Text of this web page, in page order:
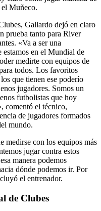
el Muñeco.
Gallardo dejó en claro
prueba tanto para River
«Va a ser una
estamos en el Mundial de
medirte con equipos de
todos. Los favoritos
que tienen ese poderío
jugadores. Somos un
futbolistas que hoy
comentó el técnico,
de jugadores formados
mundo.
medirse con los equipos más
jugar contra estos
manera podemos
dónde podemos ir. Por
el entrenador.
de Clubes